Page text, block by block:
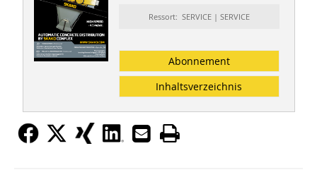
Ressort: SERVICE | SERVICE
Abonnement
Inhaltsverzeichnis